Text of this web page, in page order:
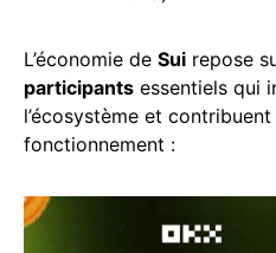
L’économie de Sui repose
participants essentiels qui
l’écosystème et
fonctionnement :